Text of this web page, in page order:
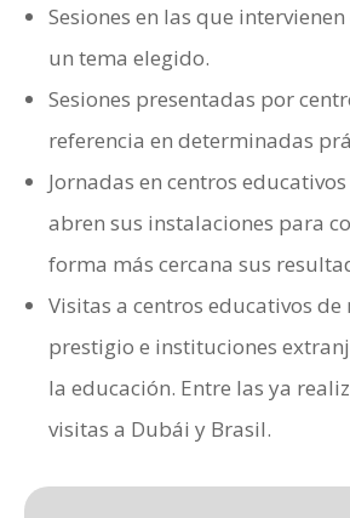
Sesiones en las que
un tema elegido.
Sesiones presentadas por
referencia en determinadas
Jornadas en centros
abren sus instalaciones para
forma más cercana sus
Visitas a centros educativos de
prestigio e instituciones
la educación. Entre las ya
visitas a Dubái y Brasil.